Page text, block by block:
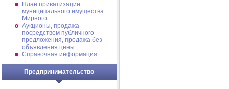
План приватизации
муниципального имущества
Мирного
Аукционы, продажа
посредством публичного
предложения, продажа без
объявления цены
Справочная информация
Предпринимательство